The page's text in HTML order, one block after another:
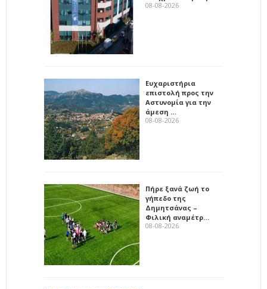
08-08-2026
Ευχαριστήρια
επιστολή προς την
Αστυνομία για την
άμεση …
08-08-2026
Πήρε ξανά ζωή το
γήπεδο της
Δημητσάνας –
Φιλική αναμέτρ…
08-08-2026